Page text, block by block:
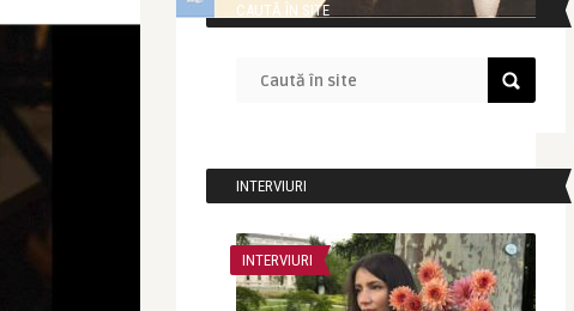
CAUTĂ ÎN SITE
INTERVIURI
INTERVIURI